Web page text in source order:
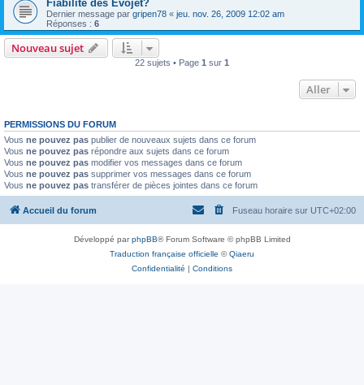
Fiabilité des Evojet?
Dernier message par gripen78 « jeu. nov. 26, 2009 12:02 am
Réponses : 6
Nouveau sujet
22 sujets • Page 1 sur 1
Aller
PERMISSIONS DU FORUM
Vous ne pouvez pas publier de nouveaux sujets dans ce forum
Vous ne pouvez pas répondre aux sujets dans ce forum
Vous ne pouvez pas modifier vos messages dans ce forum
Vous ne pouvez pas supprimer vos messages dans ce forum
Vous ne pouvez pas transférer de pièces jointes dans ce forum
Accueil du forum Fuseau horaire sur UTC+02:00
Développé parphpBB® Forum Software © phpBB Limited
Traduction française officielle ©Qiaeru
Confidentialité | Conditions